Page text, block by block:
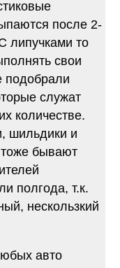
после 2-
липучками то
свои
подобрали
служат
количестве.
шильдики и
бывают
полгода, т.к.
нескользкий